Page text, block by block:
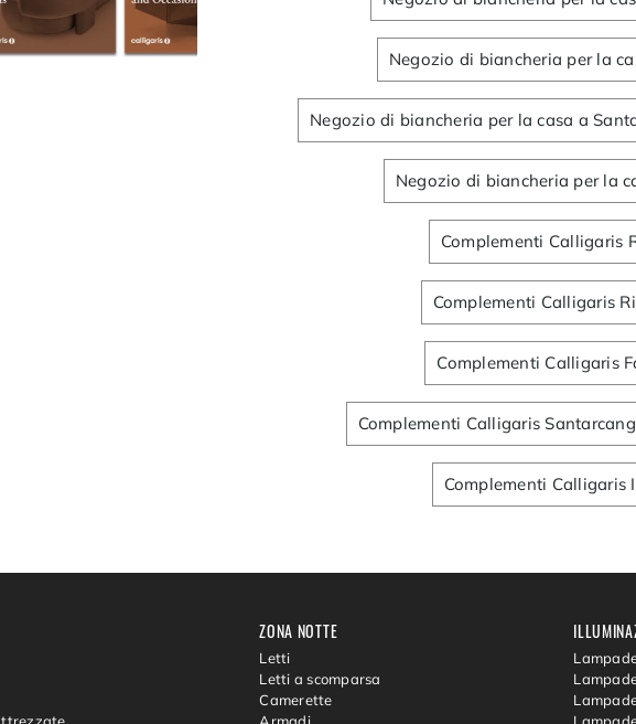
Negozio di biancheria per la
Negozio di biancheria per la casa a
Negozio di biancheria per la
Complementi Calligaris
Complementi Calligaris
Complementi Calligaris
Complementi Calligaris
Complementi Calligaris
ZONA NOTTE
Letti
Letti a scomparsa
Camerette